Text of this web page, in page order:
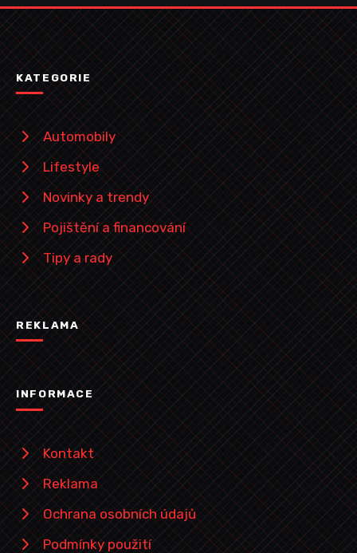
KATEGORIE
Automobily
Lifestyle
Novinky a trendy
Pojištění a financování
Tipy a rady
REKLAMA
INFORMACE
Kontakt
Reklama
Ochrana osobních údajů
Podmínky použití